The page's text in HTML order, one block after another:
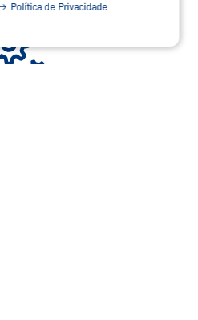
Política de Privacidade